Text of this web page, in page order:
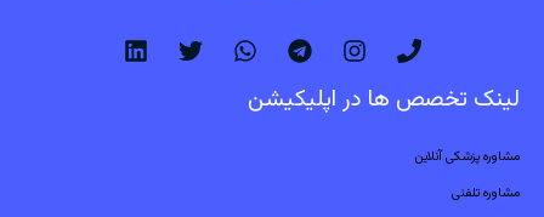
لینک تخصص ها در اپلیکیشن
مشاوره پزشکی آنلاین
مشاوره تلفنی